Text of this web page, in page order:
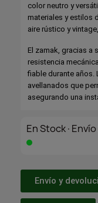
color neutro y
materiales y estilos
aire rústico y
El zamak, gracias a
resistencia
fiable durante años.
avellanados que
asegurando una
En
Envío y